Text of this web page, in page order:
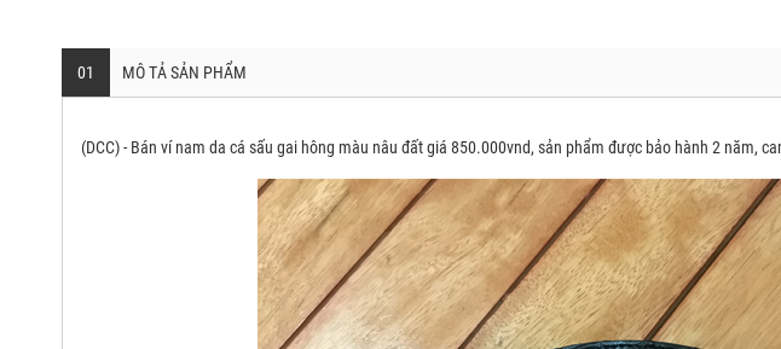
01 MÔ TẢ SẢN PHẨM
(DCC) - Bán ví nam da cá sấu gai hông màu nâu đất giá 850.000vnd, sản phẩm được bảo hành 2 năm,